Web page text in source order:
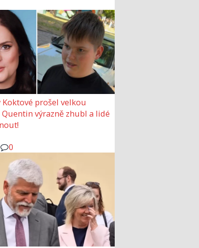
Koktové prošel velkou
výrazně zhubl a lidé
0